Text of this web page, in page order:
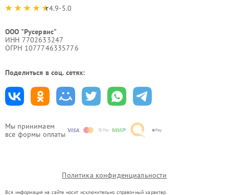
Мы принимаем
все формы оплаты
4.9-5.0
ООО "Русервис"
ИНН 7702633247
ОГРН 1077746335776
Поделиться в соц. сетях:
Политика конфиденциальности
Вся информация на сайте носит исключительно справочный характер.